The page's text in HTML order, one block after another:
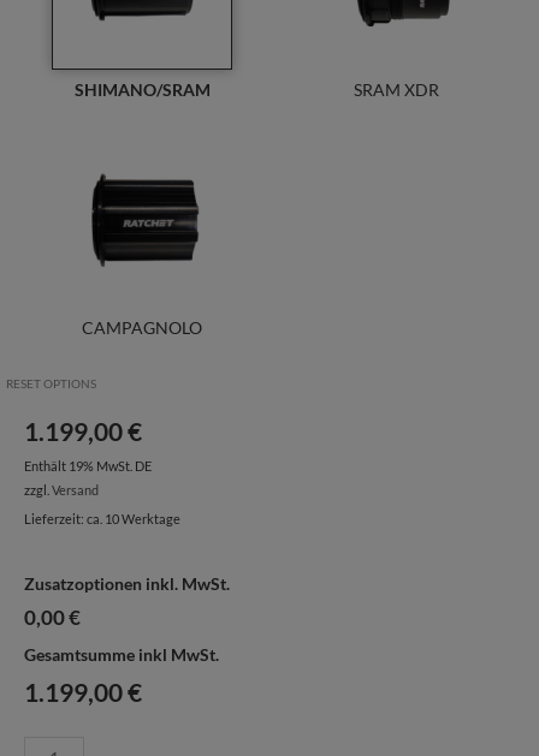
SHIMANO/SRAM SRAM XDR
CAMPAGNOLO
RESET OPTIONS
1.199,00€
Enthält 19% MwSt. DE
zzgl. Versand
Lieferzeit: ca. 10 Werktage
Zusatzoptionen inkl. MwSt.
0,00 €
Gesamtsumme inkl MwSt.
1.199,00€